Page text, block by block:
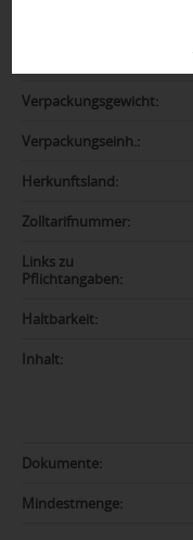
Verpackungsgewicht:
Verpackungseinh.:
Herkunftsland:
Zolltarifnummer:
Links zu
Pflichtangaben:
Haltbarkeit:
Inhalt:
Dokumente:
Mindestmenge: